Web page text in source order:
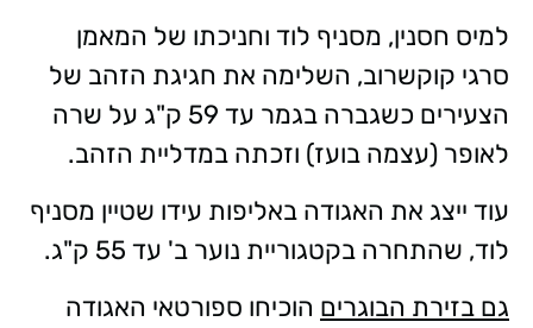
למיס חסנין, מסניף לוד וחניכתו של המאמן
סרגי קוקשרוב, השלימה את חגיגת הזהב של
הצעירים כשגברה בגמר עד 59 ק"ג על שרה
לאופר (עצמה בועז) וזכתה במדליית הזהב.
עוד ייצג את האגודה באליפות עידו שטיין מסניף
לוד, שהתחרה בקטגוריית נוער ב' עד 55 ק"ג.
גם בזירת הבוגרים הוכיחו ספורטאי האגודה